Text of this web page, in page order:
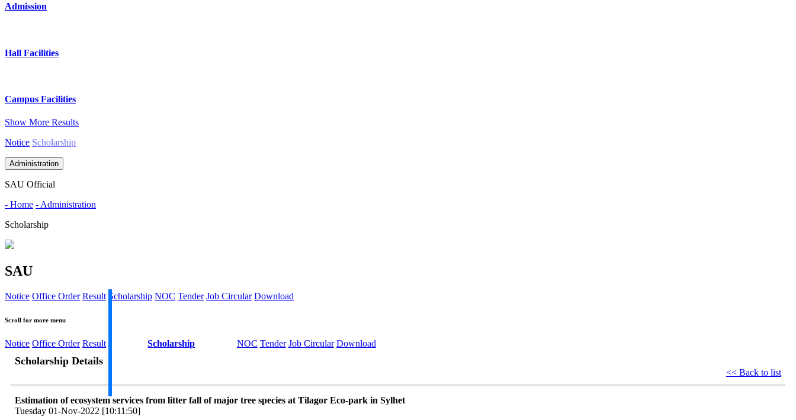
Admission
Hall Facilities
Campus Facilities
Show More Results
Notice Scholarship
Administration
SAU Official
- Home - Administration
Scholarship
SAU
Notice Office Order Result Scholarship NOC Tender Job Circular Download
Scroll for more menu
Notice Office Order Result Scholarship NOC Tender Job Circular Download
Scholarship Details
<< Back to list
Estimation of ecosystem services from litter fall of major tree species at Tilagor Eco-park in Sylhet
Tuesday 01-Nov-2022 [10:11:50]